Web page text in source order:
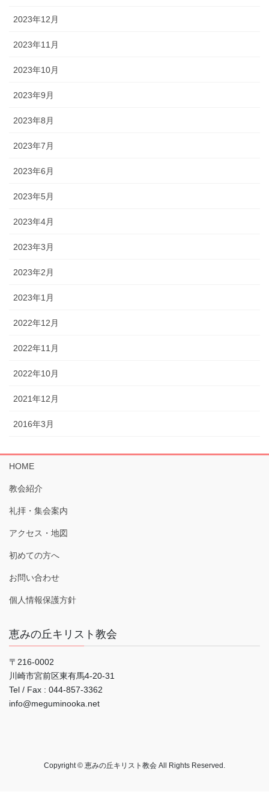
2023年12月
2023年11月
2023年10月
2023年9月
2023年8月
2023年7月
2023年6月
2023年5月
2023年4月
2023年3月
2023年2月
2023年1月
2022年12月
2022年11月
2022年10月
2021年12月
2016年3月
HOME
教会紹介
礼拝・集会案内
アクセス・地図
初めての方へ
お問い合わせ
個人情報保護方針
恵みの丘キリスト教会
〒216-0002
川崎市宮前区東有馬4-20-31
Tel / Fax : 044‐857-3362
info@meguminooka.net
Copyright © 恵みの丘キリスト教会 All Rights Reserved.